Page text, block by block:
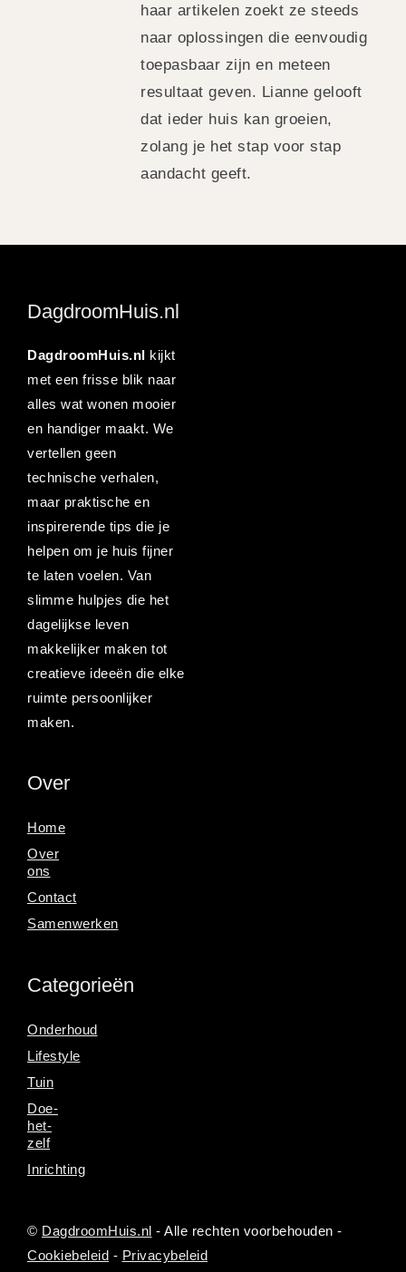
haar artikelen zoekt ze steeds
naar oplossingen die eenvoudig
toepasbaar zijn en meteen
resultaat geven. Lianne gelooft
dat ieder huis kan groeien,
zolang je het stap voor stap
aandacht geeft.
DagdroomHuis.nl
DagdroomHuis.nl kijkt
met een frisse blik naar
alles wat wonen mooier
en handiger maakt. We
vertellen geen
technische verhalen,
maar praktische en
inspirerende tips die je
helpen om je huis fijner
te laten voelen. Van
slimme hulpjes die het
dagelijkse leven
makkelijker maken tot
creatieve ideeën die elke
ruimte persoonlijker
maken.
Over
Home
Over
ons
Contact
Samenwerken
Categorieën
Onderhoud
Lifestyle
Tuin
Doe-
het-
zelf
Inrichting
© DagdroomHuis.nl - Alle rechten voorbehouden -
Cookiebeleid - Privacybeleid